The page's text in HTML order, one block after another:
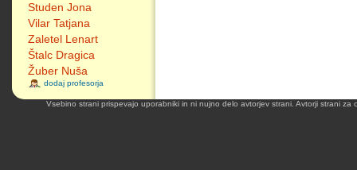
Studen Jona
Vilar Tatjana
Zaletel Lenart
Štalc Dragica
Žuber Nuša
dodaj profesorja
Vsebino strani prispevajo uporabniki in ni nujno delo avtorjev strani. Avtorji strani